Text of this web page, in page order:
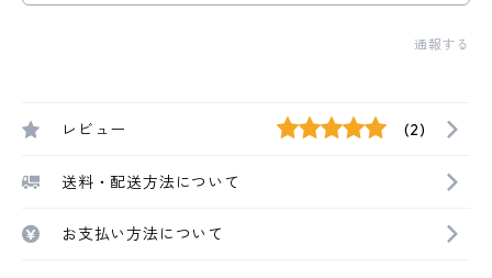
通報する
レビュー (2)
送料・配送方法について
お支払い方法について